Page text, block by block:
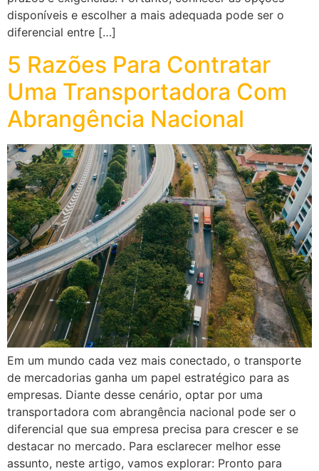
disponíveis e escolher a mais adequada pode ser o
diferencial entre […]
5 Razões Para Contratar
Uma Transportadora Com
Abrangência Nacional
Em um mundo cada vez mais conectado, o transporte
de mercadorias ganha um papel estratégico para as
empresas. Diante desse cenário, optar por uma
transportadora com abrangência nacional pode ser o
diferencial que sua empresa precisa para crescer e se
destacar no mercado. Para esclarecer melhor esse
assunto, neste artigo, vamos explorar: Pronto para